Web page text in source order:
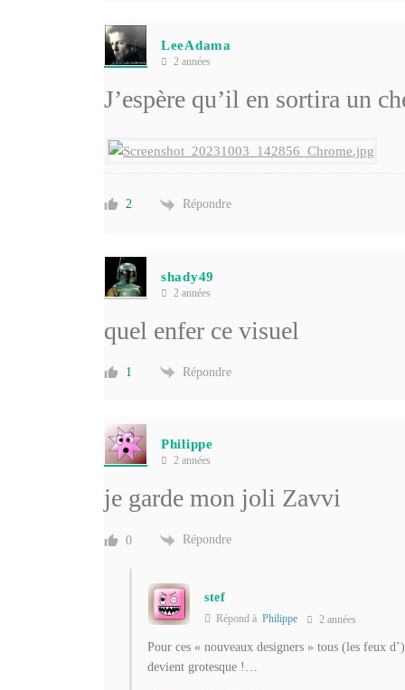
LeeAdama
2 années
J’espère qu’il en sortira un
2 Répondre
shady49
2 années
quel enfer ce visuel
1 Répondre
Philippe
2 années
je garde mon joli Zavvi
0 Répondre
stef
Répond à Philippe 2 années
Pour ces « nouveaux designers » tous (les feux
devient grotesque !…